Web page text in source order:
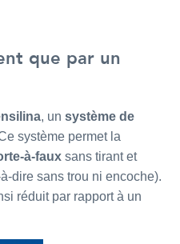
que par un
, un système de
système permet la
à-faux sans tirant et
dire sans trou ni encoche).
réduit par rapport à un